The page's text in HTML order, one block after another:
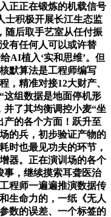
正正在锻炼的机载信号
士积极开展长江生态监
随后取手艺室从任付振
有任何人可以或许替
AI植入‘实和思维’。但
默算法是工程师编写
，精准对接12大财产、
这组数据是地面停机形
并了其均衡调控小麦“坐
产的各个方面！跃升至
的兵，初步验证产物的
时也最见功夫的环节，
器。正在演训场的各个
事，继续摸索耳聋医治
程师一遍遍推演数据传
生命力的，一纸《无人
数的误差、一个标签的